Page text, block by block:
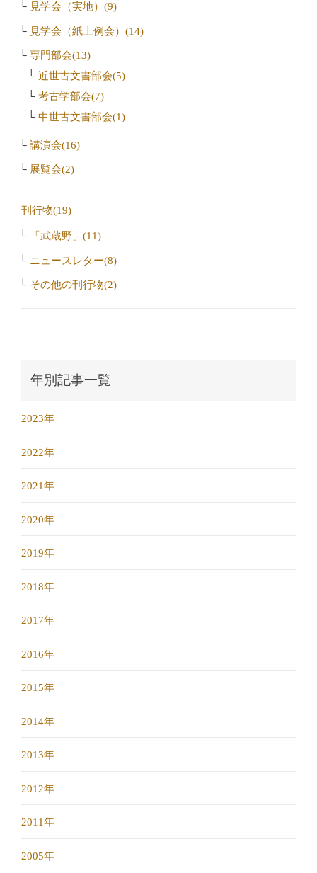
見学会（実地）(9)
見学会（紙上例会）(14)
専門部会(13)
近世古文書部会(5)
考古学部会(7)
中世古文書部会(1)
講演会(16)
展覧会(2)
刊行物(19)
「武蔵野」(11)
ニュースレター(8)
その他の刊行物(2)
年別記事一覧
2023年
2022年
2021年
2020年
2019年
2018年
2017年
2016年
2015年
2014年
2013年
2012年
2011年
2005年